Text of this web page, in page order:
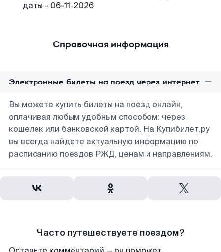
даты - 06-11-2026
Справочная информация
Электронные билеты на поезд через интернет
Вы можете купить билеты на поезд онлайн,
оплачивая любым удобным способом: через
кошелек или банковской картой. На Купибилет.ру
вы всегда найдете актуальную информацию по
расписанию поездов РЖД, ценам и направлениям.
Часто путешествуете поездом?